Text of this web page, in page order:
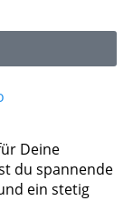
Deine
du spannende
ein stetig